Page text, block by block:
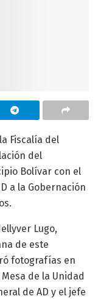
Fiscalía del
del
Bolívar con el
a la Gobernación
Lugo,
de este
fotografías en
de la Unidad
de AD y el jefe